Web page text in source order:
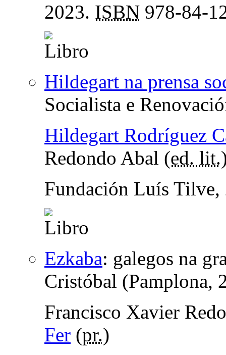
2023. ISBN 978-84-
Hildegart na prensa
Socialista e
Hildegart Rodríguez
Redondo Abal (ed. lit.
Fundación Luís
Ezkaba: galegos na
Cristóbal (Pamplona,
Francisco Xavier
Fer (pr.)